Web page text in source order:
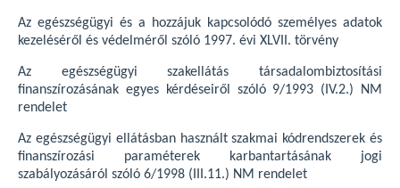
Az egészségügyi és a hozzájuk kapcsolódó személyes adatok
kezeléséről és védelméről szóló 1997. évi XLVII. törvény
Az egészségügyi szakellátás társadalombiztosítási
finanszírozásának egyes kérdéseiről szóló 9/1993 (IV.2.) NM
rendelet
Az egészségügyi ellátásban használt szakmai kódrendszerek és
finanszírozási paraméterek karbantartásának jogi
szabályozásáról szóló 6/1998 (III.11.) NM rendelet